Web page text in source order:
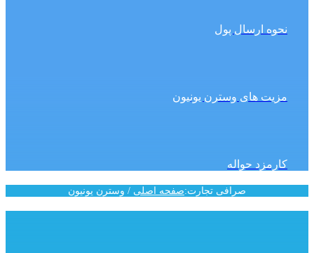
نحوه‌ ارسال پول
مزیت های وسترن یونیون
کارمزد حواله
صرافی تجارت:صفحه اصلی / وسترن یونیون